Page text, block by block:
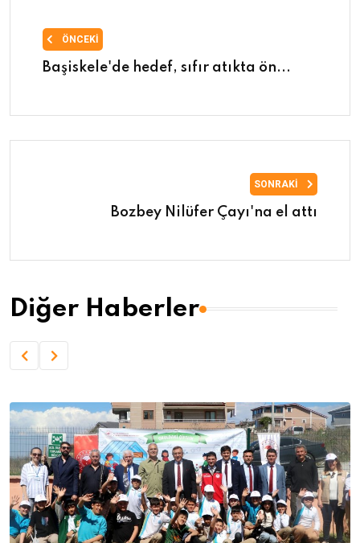
ÖNCEKI
Başiskele'de hedef, sıfır atıkta ön...
SONRAKI
Bozbey Nilüfer Çayı'na el attı
Diğer Haberler